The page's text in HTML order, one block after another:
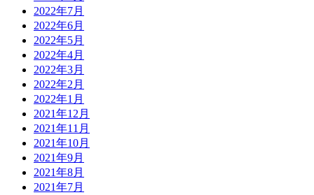
2022年7月
2022年6月
2022年5月
2022年4月
2022年3月
2022年2月
2022年1月
2021年12月
2021年11月
2021年10月
2021年9月
2021年8月
2021年7月